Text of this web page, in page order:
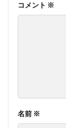
コメント ※
名前 ※